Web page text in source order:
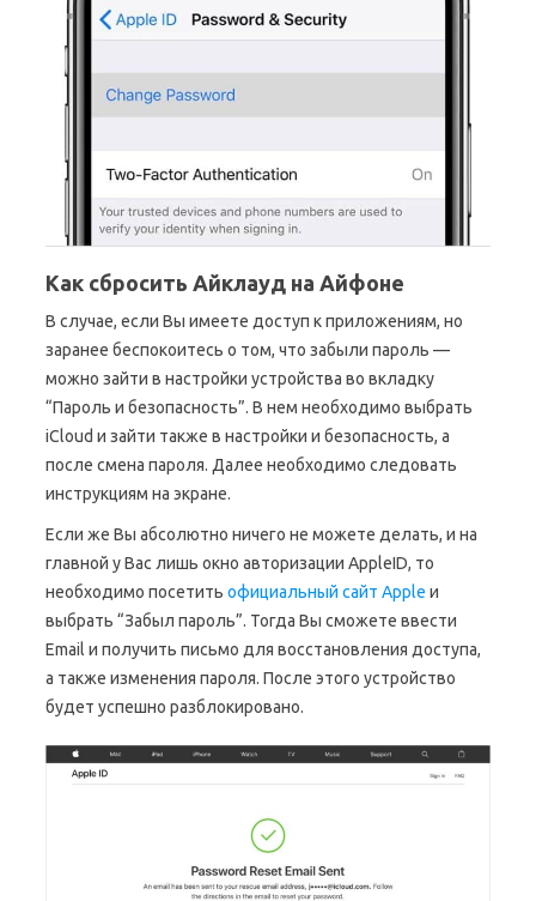
Как сбросить Айклауд на Айфоне
В случае, если Вы имеете доступ к приложениям, но
заранее беспокоитесь о том, что забыли пароль —
можно зайти в настройки устройства во вкладку
“Пароль и безопасность”. В нем необходимо выбрать
iCloud и зайти также в настройки и безопасность, а
после смена пароля. Далее необходимо следовать
инструкциям на экране.
Если же Вы абсолютно ничего не можете делать, и на
главной у Вас лишь окно авторизации AppleID, то
необходимо посетить официальный сайт Apple и
выбрать “Забыл пароль”. Тогда Вы сможете ввести
Email и получить письмо для восстановления доступа,
а также изменения пароля. После этого устройство
будет успешно разблокировано.